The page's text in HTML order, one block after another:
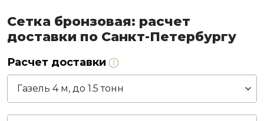
Сетка бронзовая: расчет
доставки по Санкт-Петербургу
Расчет доставки